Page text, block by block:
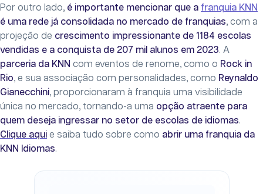
Por outro lado, é importante mencionar que a franquia KNN
é uma rede já consolidada no mercado de franquias, com a
projeção de crescimento impressionante de 1184 escolas
vendidas e a conquista de 207 mil alunos em 2023. A
parceria da KNN com eventos de renome, como o Rock in
Rio, e sua associação com personalidades, como Reynaldo
Gianecchini, proporcionaram à franquia uma visibilidade
única no mercado, tornando-a uma opção atraente para
quem deseja ingressar no setor de escolas de idiomas.
Clique aqui e saiba tudo sobre como abrir uma franquia da
KNN Idiomas.